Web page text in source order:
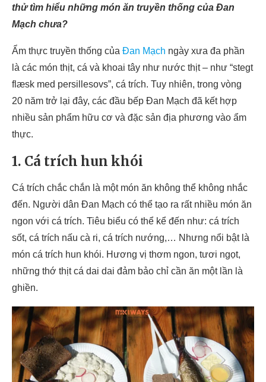
thử tìm hiểu những món ăn truyền thống của Đan
Mạch chưa?
Ẩm thực truyền thống của Đan Mạch ngày xưa đa phần
là các món thịt, cá và khoai tây như nước thịt – như “stegt
flæsk med persillesovs”, cá trích. Tuy nhiên, trong vòng
20 năm trở lại đây, các đầu bếp Đan Mạch đã kết hợp
nhiều sản phẩm hữu cơ và đặc sản địa phương vào ẩm
thực.
1. Cá trích hun khói
Cá trích chắc chắn là một món ăn không thể không nhắc
đến. Người dân Đan Mạch có thể tạo ra rất nhiều món ăn
ngon với cá trích. Tiêu biểu có thể kể đến như: cá trích
sốt, cá trích nấu cà ri, cá trích nướng,… Nhưng nổi bật là
món cá trích hun khói. Hương vị thơm ngon, tươi ngọt,
những thớ thịt cá dai dai đảm bảo chỉ cần ăn một lần là
ghiền.